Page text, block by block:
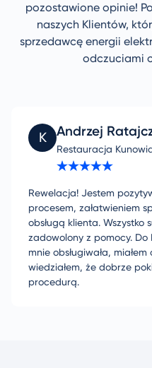
pozostawione opinie!
naszych Klientów,
sprzedawcę energii
odczuciami
K Andrzej
Restauracja
Rewelacja! Jestem
procesem, załatwieniem
obsługą klienta. Wszystko
zadowolony z pomocy. Do
mnie obsługiwała,
wiedziałem, że dobrze
procedurą.